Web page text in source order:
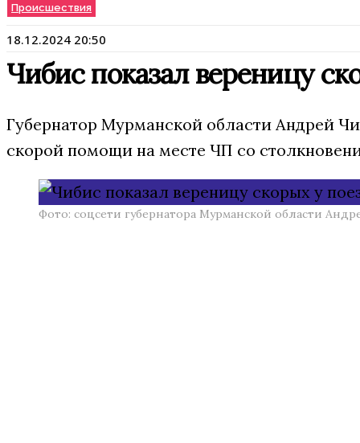
Происшествия
18.12.2024 20:50
Чибис показал вереницу
Губернатор Мурманской области Андрей
скорой помощи на месте ЧП со
Фото: соцсети губернатора Мурманской области